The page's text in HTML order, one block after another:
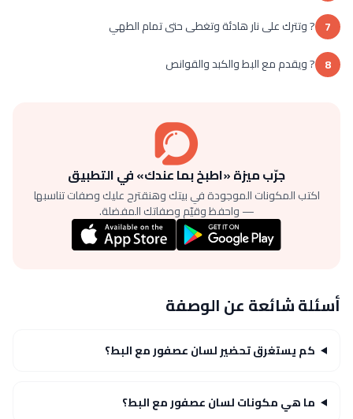
7 ? وتترك على نار هادئة وتغطى حتى تمام الطهي
8 ? ويقدم مع البط والكبد والقوانص
جرّب ميزة «اطبخ بما عندك» في التطبيق
اكتب المكونات الموجودة في بيتك وهنقترح عليك وصفات تناسبها
— واحفظ وقيّم وصفاتك المفضلة.
أسئلة شائعة عن الوصفة
كم يستغرق تحضير لسان عصفور مع البط؟
ما هي مكونات لسان عصفور مع البط؟